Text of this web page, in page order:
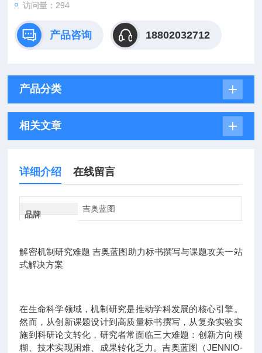
访问量：294
产品咨询 18802032712
产品分类
相关文章
详细介绍 在线留言
品牌
吉奥蓝图
解密机制研究难题 吉奥蓝图助力标书撰写与课题攻关一站
式解决方案
在生命科学领域，机制研究是推动学科发展的核心引擎。
然而，从创新课题设计到高质量标书撰写，从复杂实验实
施到科研论文转化，研究者常面临三大难题：创新方向模
糊、技术实现困难、成果转化乏力。吉奥蓝图（JENNIO-